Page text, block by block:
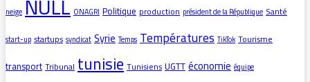
neige ONAGRI Politique production président de la République Santé
start-up startups syndicat Syrie Temps Températures TikTok Tourisme
transportTribunaltunisieTunisiensUGTTéconomie équipe